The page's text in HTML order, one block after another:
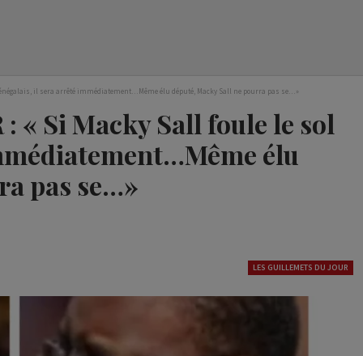
il sera arrêté immédiatement…Même élu député, Macky Sall ne pourra pas se…»
: « Si Macky Sall foule le sol
élu
pas se…»
LES GUILLEMETS DU JOUR